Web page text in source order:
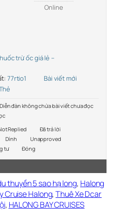
Online
trừ ốc giá lẻ –
77rtio1
Bài viết mới
Diễn đàn không chứa bài viết chưa đọc
Replied
Đã trả lời
Dính
Unapproved
tư Đóng
thuyền 5 sao hạ long, Halong
Cruise Halong,Thuê Xe Dcar
, HALONG BAY CRUISES